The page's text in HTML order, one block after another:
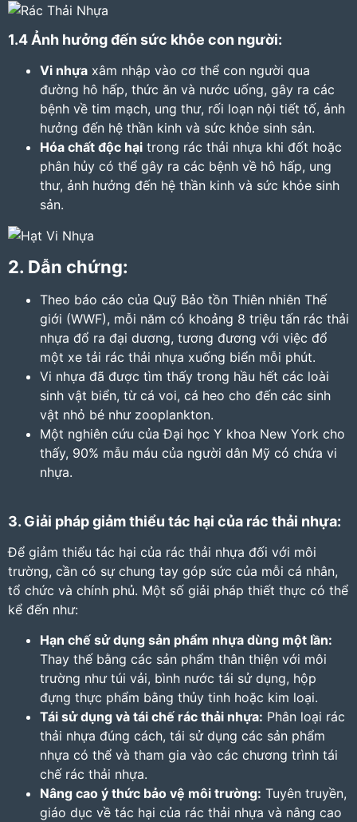
1.4 Ảnh hưởng đến sức khỏe con người:
Vi nhựa xâm nhập vào cơ thể con người qua
đường hô hấp, thức ăn và nước uống, gây ra các
bệnh về tim mạch, ung thư, rối loạn nội tiết tố, ảnh
hưởng đến hệ thần kinh và sức khỏe sinh sản.
Hóa chất độc hại trong rác thải nhựa khi đốt hoặc
phân hủy có thể gây ra các bệnh về hô hấp, ung
thư, ảnh hưởng đến hệ thần kinh và sức khỏe sinh
sản.
2. Dẫn chứng:
Theo báo cáo của Quỹ Bảo tồn Thiên nhiên Thế
giới (WWF), mỗi năm có khoảng 8 triệu tấn rác thải
nhựa đổ ra đại dương, tương đương với việc đổ
một xe tải rác thải nhựa xuống biển mỗi phút.
Vi nhựa đã được tìm thấy trong hầu hết các loài
sinh vật biển, từ cá voi, cá heo cho đến các sinh
vật nhỏ bé như zooplankton.
Một nghiên cứu của Đại học Y khoa New York cho
thấy, 90% mẫu máu của người dân Mỹ có chứa vi
nhựa.
3. Giải pháp giảm thiểu tác hại của rác thải nhựa:
Để giảm thiểu tác hại của rác thải nhựa đối với môi
trường, cần có sự chung tay góp sức của mỗi cá nhân,
tổ chức và chính phủ. Một số giải pháp thiết thực có thể
kể đến như:
Hạn chế sử dụng sản phẩm nhựa dùng một lần:
Thay thế bằng các sản phẩm thân thiện với môi
trường như túi vải, bình nước tái sử dụng, hộp
đựng thực phẩm bằng thủy tinh hoặc kim loại.
Tái sử dụng và tái chế rác thải nhựa: Phân loại rác
thải nhựa đúng cách, tái sử dụng các sản phẩm
nhựa có thể và tham gia vào các chương trình tái
chế rác thải nhựa.
Nâng cao ý thức bảo vệ môi trường: Tuyên truyền,
giáo dục về tác hại của rác thải nhựa và nâng cao